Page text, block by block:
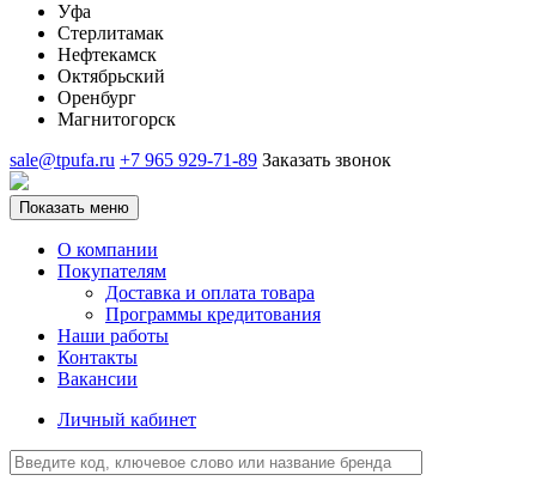
Уфа
Стерлитамак
Нефтекамск
Октябрьский
Оренбург
Магнитогорск
sale@tpufa.ru +7 965 929-71-89 Заказать звонок
Показать меню
О компании
Покупателям
Доставка и оплата товара
Программы кредитования
Наши работы
Контакты
Вакансии
Личный кабинет